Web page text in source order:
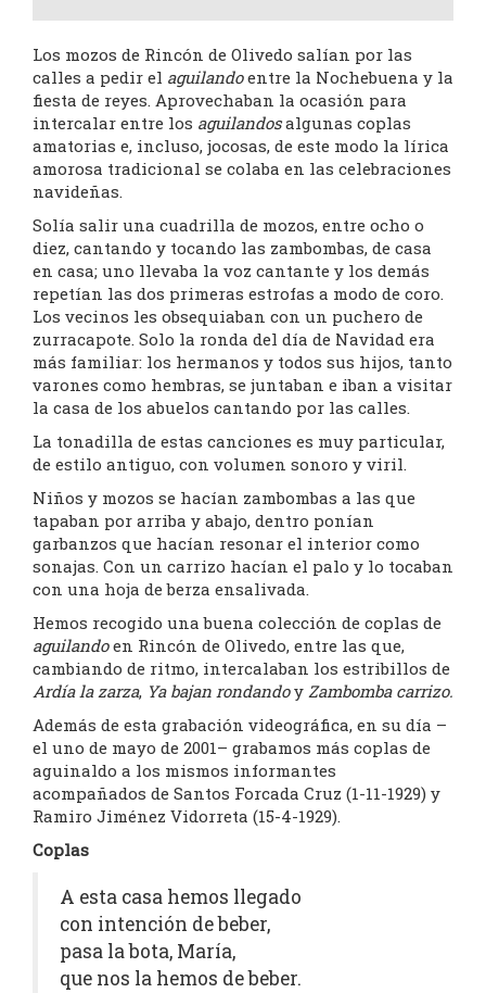
Los mozos de Rincón de Olivedo salían por las
calles a pedir el aguilandoentre la Nochebuena y la
fiesta de reyes. Aprovechaban la ocasión para
intercalar entre los aguilandosalgunas coplas
amatorias e, incluso, jocosas, de este modo la lírica
amorosa tradicional se colaba en las celebraciones
navideñas.
Solía salir una cuadrilla de mozos, entre ocho o
diez, cantando y tocando las zambombas, de casa
en casa; uno llevaba la voz cantante y los demás
repetían las dos primeras estrofas a modo de coro.
Los vecinos les obsequiaban con un puchero de
zurracapote. Solo la ronda del día de Navidad era
más familiar: los hermanos y todos sus hijos, tanto
varones como hembras, se juntaban e iban a visitar
la casa de los abuelos cantando por las calles.
La tonadilla de estas canciones es muy particular,
de estilo antiguo, con volumen sonoro y viril.
Niños y mozos se hacían zambombas a las que
tapaban por arriba y abajo, dentro ponían
garbanzos que hacían resonar el interior como
sonajas. Con un carrizo hacían el palo y lo tocaban
con una hoja de berza ensalivada.
Hemos recogido una buena colección de coplas de
aguilandoen Rincón de Olivedo, entre las que,
cambiando de ritmo, intercalaban los estribillos de
Ardía la zarza, Ya bajan rondandoy Zambomba carrizo.
Además de esta grabación videográfica, en su día –
el uno de mayo de 2001– grabamos más coplas de
aguinaldo a los mismos informantes
acompañados de Santos Forcada Cruz (1-11-1929) y
Ramiro Jiménez Vidorreta (15-4-1929).
Coplas
A esta casa hemos llegado
con intención de beber,
pasa la bota, María,
que nos la hemos de beber.